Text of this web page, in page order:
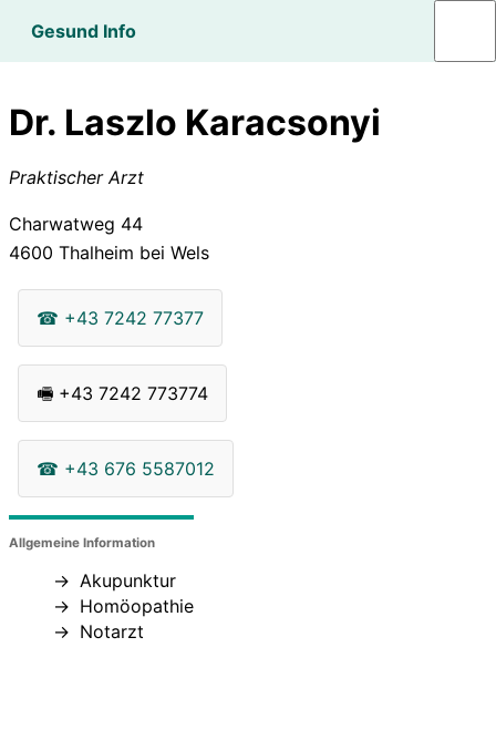
Gesund Info
Dr. Laszlo Karacsonyi
Praktischer Arzt
Charwatweg 44
4600 Thalheim bei Wels
☎ +43 7242 77377
🖷 +43 7242 773774
☎ +43 676 5587012
Allgemeine Information
Akupunktur
Homöopathie
Notarzt